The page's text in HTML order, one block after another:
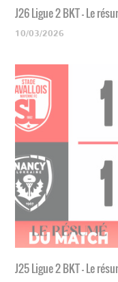
J26 Ligue 2 BKT - Le
10/03/2026
J25 Ligue 2 BKT - Le